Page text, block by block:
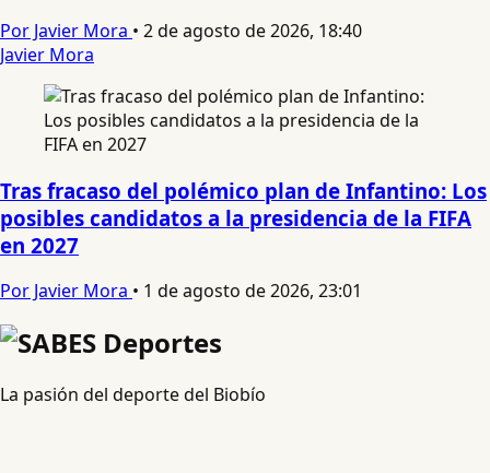
Por Javier Mora • 2 de agosto de 2026, 18:40
Javier Mora
Tras fracaso del polémico plan de Infantino: Los
posibles candidatos a la presidencia de la FIFA
en 2027
Por Javier Mora • 1 de agosto de 2026, 23:01
La pasión del deporte del Biobío